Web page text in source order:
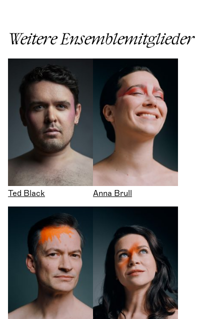
Weitere Ensemblemitglieder
Ted Black Anna Brull